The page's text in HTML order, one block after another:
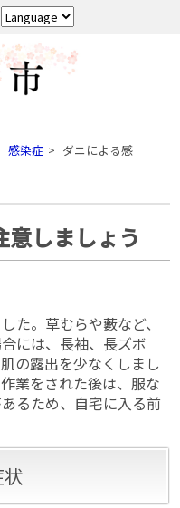
感染症
ダニによる感
意しましょう
た。草むらや藪など、
には、長袖、長ズボ
の露出を少なくしまし
業をされた後は、服な
るため、自宅に入る前